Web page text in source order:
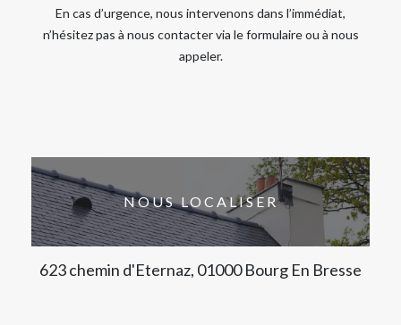
En cas d’urgence, nous intervenons dans l’immédiat,
n’hésitez pas à nous contacter via le formulaire ou à nous
appeler.
NOUS LOCALISER
623 chemin d'Eternaz, 01000 Bourg En Bresse